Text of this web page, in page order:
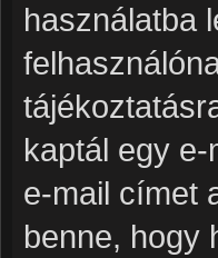
használatba
kaptál egy
e-mail címet
benne, hogy